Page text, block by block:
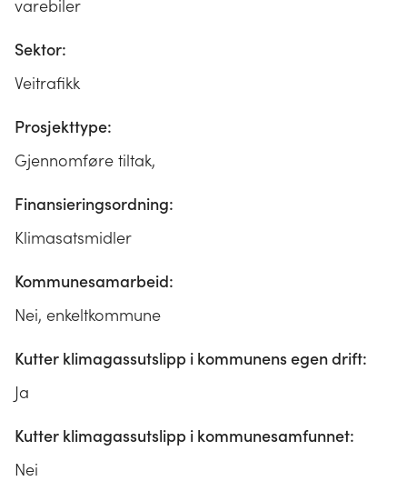
varebiler
Sektor:
Veitrafikk
Prosjekttype:
Gjennomføre tiltak,
Finansieringsordning:
Klimasatsmidler
Kommunesamarbeid:
Nei, enkeltkommune
Kutter klimagassutslipp i kommunens egen drift:
Ja
Kutter klimagassutslipp i kommunesamfunnet:
Nei